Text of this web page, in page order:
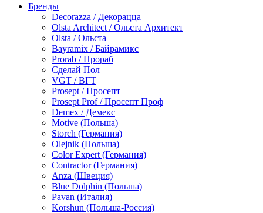
по металлу
антикорозийные
под декоративные штукатурки
для гипсокартона
под штукатурку
Герметик
акриловые
силиконовые универсальные, нейтральные
силиконовые санитарные (антигрибковые)
шовные для срубов
для кровли
для каминов
полиуретановые
Декоративные штукатурки и краски
краски для декора, патина
мокрый шелк
венецианские (эффект мрамора)
песок (эффект песчаных вихрей)
декоративная шпаклевка
Бренды
Decorazza / Декорацца
Olsta Architect / Ольста Архитект
Olsta / Ольста
Bayramix / Байрамикс
Prorab / Прораб
Сделай Пол
VGT / ВГТ
Prosept / Просепт
Prosept Prof / Просепт Проф
Demex / Демекс
Motive (Польша)
Storch (Германия)
Olejnik (Польша)
Color Expert (Германия)
Contractor (Германия)
Anza (Швеция)
Blue Dolphin (Польша)
Pavan (Италия)
Korshun (Польша-Россия)